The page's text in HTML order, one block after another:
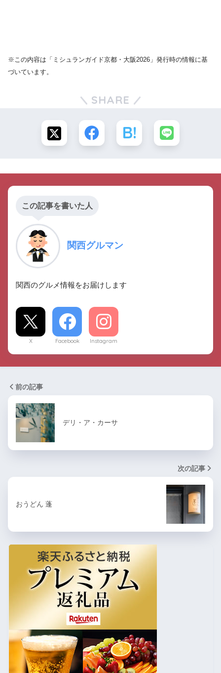
※この内容は「ミシュランガイド京都・大阪2026」発行時の情報に基
づいています。
SHARE
この記事を書いた人
関西グルマン
関西のグルメ情報をお届けします
X Facebook Instagram
前の記事
デリ・ア・カーサ
次の記事
おうどん 蓬